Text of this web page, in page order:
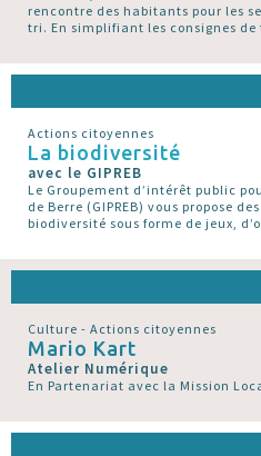
rencontre des habitants pour les
tri. En simplifiant les consignes
Actions citoyennes
La biodiversité
avec le GIPREB
Le Groupement d’intérêt public
de Berre (GIPREB) vous propose
biodiversité sous forme de jeux,
Culture - Actions citoyennes
Mario Kart
Atelier Numérique
En Partenariat avec la Mission